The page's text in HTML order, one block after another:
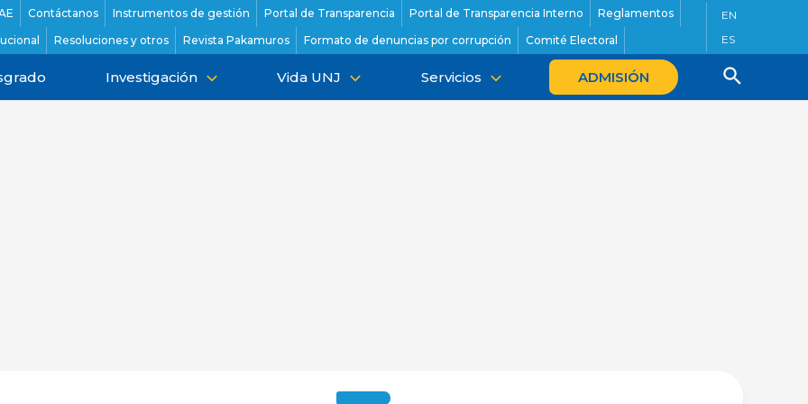
Contáctanos Instrumentos de gestión Portal de Transparencia Portal de Transparencia Interno
Reglamentos
Resoluciones y otros Revista Pakamuros Formato de denuncias por corrupción Comité Electoral
EN
ES
Investigación Vida UNJ Servicios ADMISIÓN